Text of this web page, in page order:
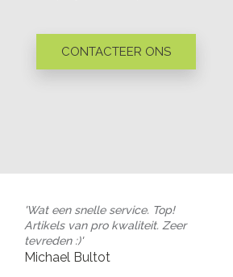
CONTACTEER ONS
'Wat een snelle service. Top!
Artikels van pro kwaliteit. Zeer
tevreden :)'
Michael Bultot